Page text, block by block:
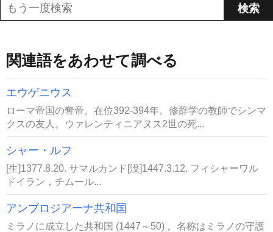
関連語をあわせて調べる
エウゲニウス
ローマ帝国の奪帝。在位392-394年。修辞学の教師でシンマ
クスの友人。ウァレンティニアヌス2世の死...
シャー・ルフ
[生]1377.8.20. サマルカンド[没]1447.3.12. フィシャーワル
ドイラン，チムール...
アンブロジアーナ共和国
ミラノに成立した共和国 (1447～50) 。名称はミラノの守護